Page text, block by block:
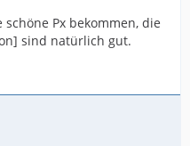
Px bekommen, die
sind natürlich gut.